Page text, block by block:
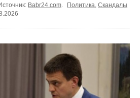
Babr24.com Политика Скандалы